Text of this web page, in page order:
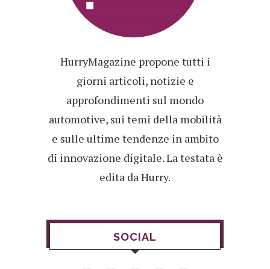
HurryMagazine propone tutti i
giorni articoli, notizie e
approfondimenti sul mondo
automotive, sui temi della mobilità
e sulle ultime tendenze in ambito
di innovazione digitale. La testata è
edita da Hurry.
SOCIAL